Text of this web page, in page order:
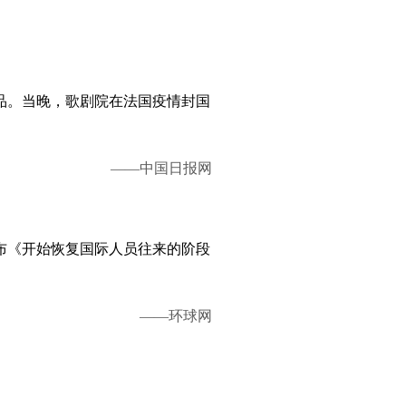
。当晚，歌剧院在法国疫情封国
——中国日报网
《开始恢复国际人员往来的阶段
——环球网